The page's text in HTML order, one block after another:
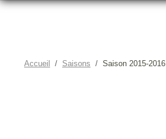
Accueil Saisons Saison 2015-2016